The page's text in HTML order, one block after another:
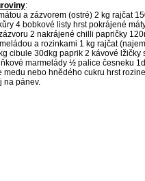
:
a zázvorem (ostré) 2 kg rajčat
4 bobkové listy hrst pokrájené
2 nakrájené chilli papričky
a rozinkami 1 kg rajčat
cibule 30dkg paprik 2 kávové lžičky
marmelády ½ palice česneku
medu nebo hnědého cukru hrst
na pánev.